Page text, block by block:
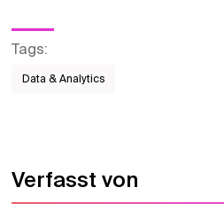
Tags:
Data & Analytics
Verfasst von